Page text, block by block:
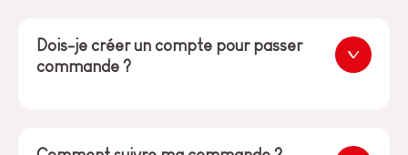
Dois-je créer un compte pour passer
commande ?